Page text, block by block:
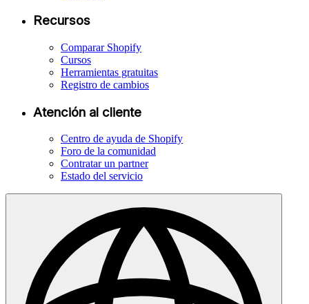
Recursos
Comparar Shopify
Cursos
Herramientas gratuitas
Registro de cambios
Atención al cliente
Centro de ayuda de Shopify
Foro de la comunidad
Contratar un partner
Estado del servicio